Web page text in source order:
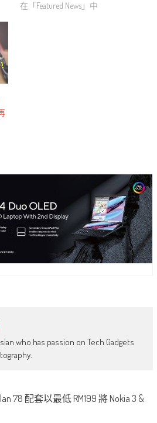
在「Featured News」中
who has passion on Tech Gadgets
78 配套以最低 RM199 將 Nokia 3 &